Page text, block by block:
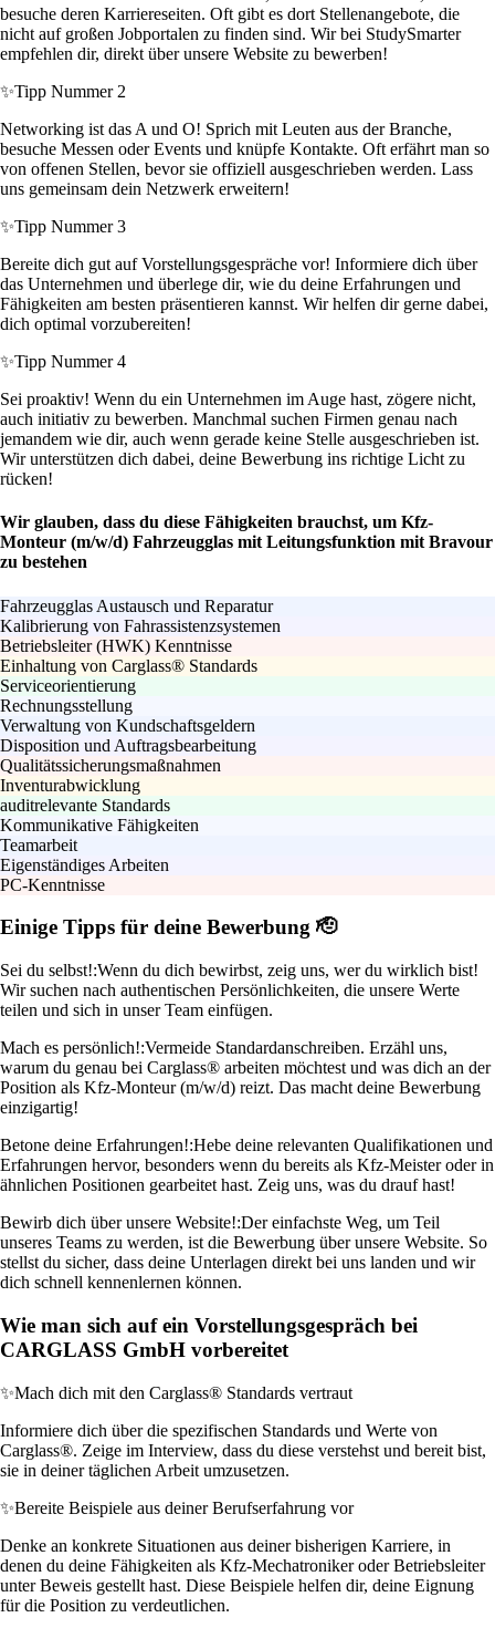
besuche deren Karriereseiten. Oft gibt es dort Stellenangebote, die
nicht auf großen Jobportalen zu finden sind. Wir bei StudySmarter
empfehlen dir, direkt über unsere Website zu bewerben!
✨Tipp Nummer 2
Networking ist das A und O! Sprich mit Leuten aus der Branche,
besuche Messen oder Events und knüpfe Kontakte. Oft erfährt man so
von offenen Stellen, bevor sie offiziell ausgeschrieben werden. Lass
uns gemeinsam dein Netzwerk erweitern!
✨Tipp Nummer 3
Bereite dich gut auf Vorstellungsgespräche vor! Informiere dich über
das Unternehmen und überlege dir, wie du deine Erfahrungen und
Fähigkeiten am besten präsentieren kannst. Wir helfen dir gerne dabei,
dich optimal vorzubereiten!
✨Tipp Nummer 4
Sei proaktiv! Wenn du ein Unternehmen im Auge hast, zögere nicht,
auch initiativ zu bewerben. Manchmal suchen Firmen genau nach
jemandem wie dir, auch wenn gerade keine Stelle ausgeschrieben ist.
Wir unterstützen dich dabei, deine Bewerbung ins richtige Licht zu
rücken!
Wir glauben, dass du diese Fähigkeiten brauchst, um Kfz-
Monteur (m/w/d) Fahrzeugglas mit Leitungsfunktion mit Bravour
zu bestehen
Fahrzeugglas Austausch und Reparatur
Kalibrierung von Fahrassistenzsystemen
Betriebsleiter (HWK) Kenntnisse
Einhaltung von Carglass® Standards
Serviceorientierung
Rechnungsstellung
Verwaltung von Kundschaftsgeldern
Disposition und Auftragsbearbeitung
Qualitätssicherungsmaßnahmen
Inventurabwicklung
auditrelevante Standards
Kommunikative Fähigkeiten
Teamarbeit
Eigenständiges Arbeiten
PC-Kenntnisse
Einige Tipps für deine Bewerbung 🫡
Sei du selbst!:Wenn du dich bewirbst, zeig uns, wer du wirklich bist!
Wir suchen nach authentischen Persönlichkeiten, die unsere Werte
teilen und sich in unser Team einfügen.
Mach es persönlich!:Vermeide Standardanschreiben. Erzähl uns,
warum du genau bei Carglass® arbeiten möchtest und was dich an der
Position als Kfz-Monteur (m/w/d) reizt. Das macht deine Bewerbung
einzigartig!
Betone deine Erfahrungen!:Hebe deine relevanten Qualifikationen und
Erfahrungen hervor, besonders wenn du bereits als Kfz-Meister oder in
ähnlichen Positionen gearbeitet hast. Zeig uns, was du drauf hast!
Bewirb dich über unsere Website!:Der einfachste Weg, um Teil
unseres Teams zu werden, ist die Bewerbung über unsere Website. So
stellst du sicher, dass deine Unterlagen direkt bei uns landen und wir
dich schnell kennenlernen können.
Wie man sich auf ein Vorstellungsgespräch bei
CARGLASS GmbH vorbereitet
✨Mach dich mit den Carglass® Standards vertraut
Informiere dich über die spezifischen Standards und Werte von
Carglass®. Zeige im Interview, dass du diese verstehst und bereit bist,
sie in deiner täglichen Arbeit umzusetzen.
✨Bereite Beispiele aus deiner Berufserfahrung vor
Denke an konkrete Situationen aus deiner bisherigen Karriere, in
denen du deine Fähigkeiten als Kfz-Mechatroniker oder Betriebsleiter
unter Beweis gestellt hast. Diese Beispiele helfen dir, deine Eignung
für die Position zu verdeutlichen.